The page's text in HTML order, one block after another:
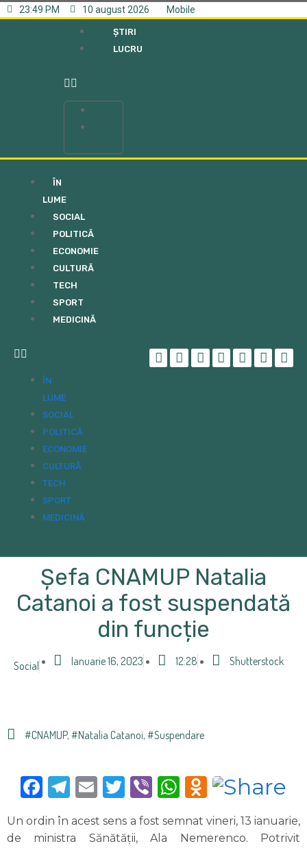
23:49 PM 10 august 2026 Mobile
ȘTIRI
LUCRU
ÎN
LUME
SOCIAL
POLITICĂ
ECONOMIE
CULTURĂ
TECH
SPORT
MEDICINĂ
ÎN
LUME
SOCIAL
POLITICĂ
ECONOMIE
CULTURĂ
TECH
SPORT
MEDICINĂ
Șefa CNAMUP Natalia
Catanoi a fost suspendată
din funcție
Social Ianuarie 16, 2023 12:28 Shutterstock
#CNAMUP, #Natalia Catanoi, #suspendare
Facebook
Telegram
EmailTwitter
ViberWhatsApp
Un ordin în acest sens a fost semnat vineri, 13 ianuarie,
de ministra Sănătății, Ala Nemerenco. Potrivit